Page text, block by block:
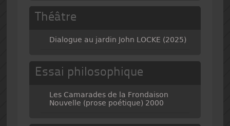
Théâtre
Dialogue au jardin John LOCKE (2025)
Essai philosophique
Les Camarades de la Frondaison
Nouvelle (prose poétique) 2000